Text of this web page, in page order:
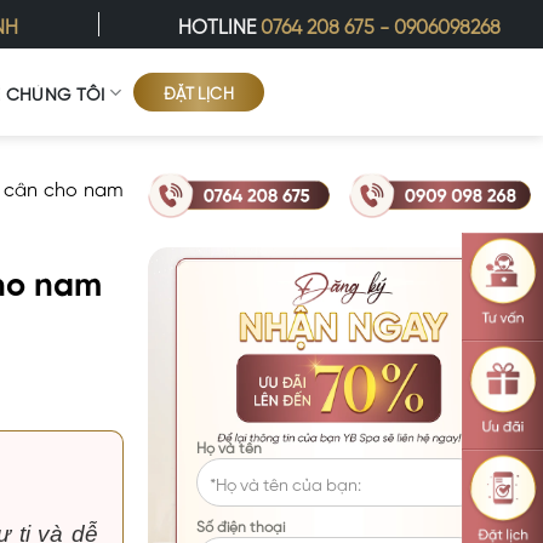
HOTLINE0764 208 675 -0906098268
CHÚNG TÔI ĐẶT LỊCH
cho nam
nam
ti và dễ
Họ và tên
Số điện thoại